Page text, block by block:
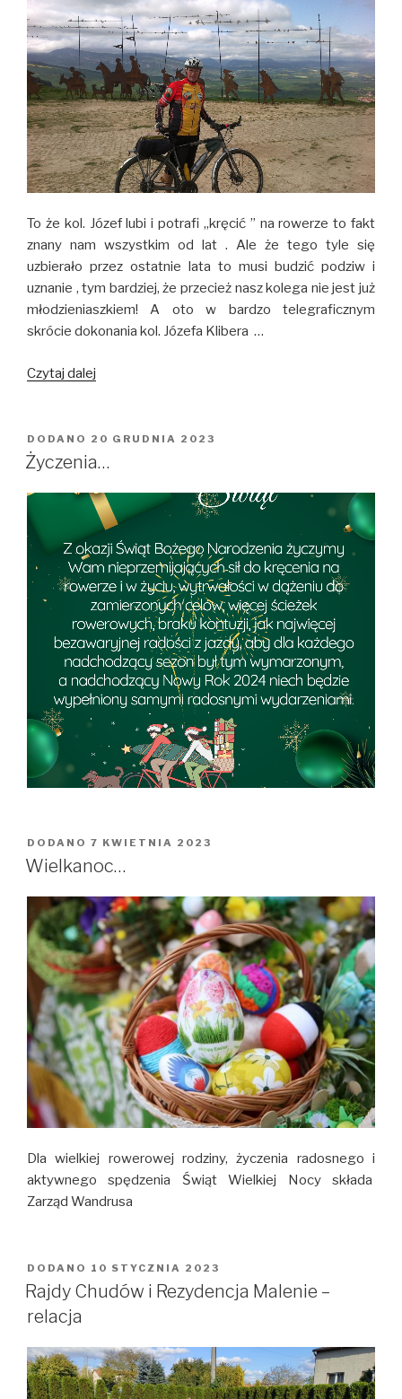
To że kol. Józef lubi i potrafi „kręcić ” na rowerze to fakt
znany nam wszystkim od lat . Ale że tego tyle się
uzbierało przez ostatnie lata to musi budzić podziw i
uznanie , tym bardziej, że przecież nasz kolega nie jest już
młodzieniaszkiem! A oto w bardzo telegraficznym
skrócie dokonania kol. Józefa Klibera …
Czytaj dalej
Klibera
2023
DODANO OPUBLIKOWANE
20 GRUDNIA 2023
Życzenia…
DODANO OPUBLIKOWANE
7 KWIETNIA 2023
Wielkanoc…
Dla wielkiej rowerowej rodziny, życzenia radosnego i
aktywnego spędzenia Świąt Wielkiej Nocy składa
Zarząd Wandrusa
DODANO OPUBLIKOWANE
10 STYCZNIA 2023
Rajdy Chudów i Rezydencja Malenie –
relacja